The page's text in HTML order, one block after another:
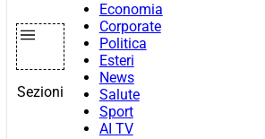
Sezioni
Economia
Corporate
Politica
Esteri
News
Salute
Sport
AI TV